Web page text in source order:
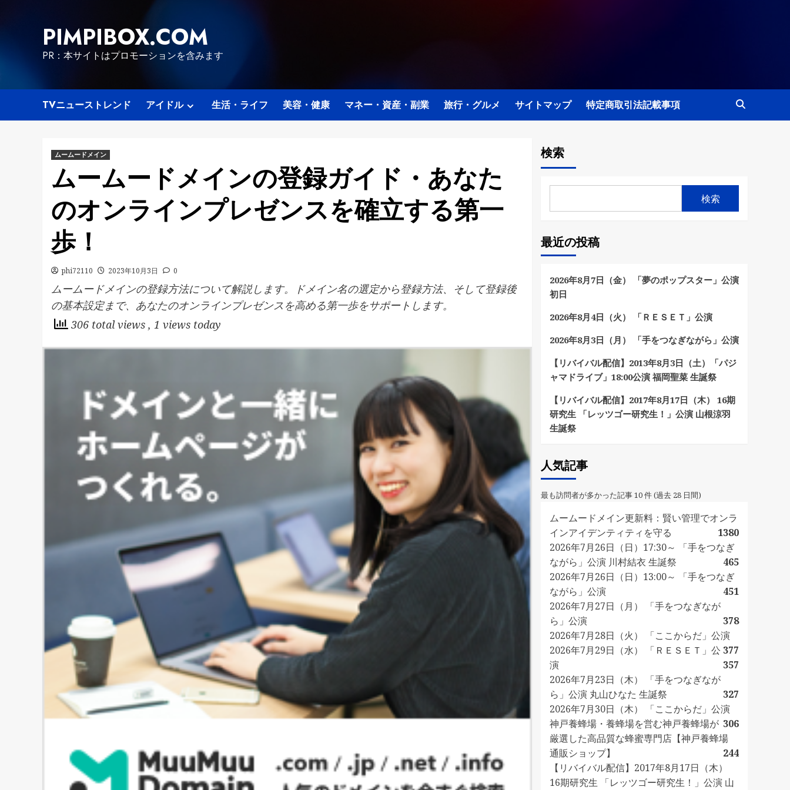
PIMPIBOX.COM
PR：本サイトはプロモーションを含みます
TVニューストレンド アイドル 生活・ライフ 美容・健康 マネー・資産・副業 旅行・グルメ サイトマップ 特定商取引法記載事項
ムームードメイン
ムームードメインの登録ガイド・あなた
のオンラインプレゼンスを確立する第一
歩！
phi72110 2023年10月3日 0
ムームードメインの登録方法について解説します。ドメイン名の選定から登録方法、そして登録後
の基本設定まで、あなたのオンラインプレゼンスを高める第一歩をサポートします。
306 total views , 1 views today
検索
検索
最近の投稿
2026年8月7日（金） 「夢のポップスター」公演
初日
2026年8月4日（火） 「ＲＥＳＥＴ」公演
2026年8月3日（月） 「手をつなぎながら」公演
【リバイバル配信】2013年8月3日（土）「パジ
ャマドライブ」18:00公演 福岡聖菜 生誕祭
【リバイバル配信】2017年8月17日（木） 16期
研究生 「レッツゴー研究生！」公演 山根涼羽
生誕祭
人気記事
最も訪問者が多かった記事 10 件 (過去 28 日間)
ムームードメイン更新料：賢い管理でオンラ
インアイデンティティを守る
1380
2026年7月26日（日）17:30～ 「手をつなぎ
ながら」公演 川村結衣 生誕祭
465
2026年7月26日（日）13:00～ 「手をつなぎ
ながら」公演
451
2026年7月27日（月） 「手をつなぎなが
ら」公演
378
2026年7月28日（火） 「ここからだ」公演
377
2026年7月29日（水） 「ＲＥＳＥＴ」公
演
357
2026年7月23日（木） 「手をつなぎなが
ら」公演 丸山ひなた 生誕祭
327
2026年7月30日（木） 「ここからだ」公演
306
神戸養蜂場・養蜂場を営む神戸養蜂場が
厳選した高品質な蜂蜜専門店【神戸養蜂場
通販ショップ】
244
【リバイバル配信】2017年8月17日（木）
16期研究生 「レッツゴー研究生！」公演 山